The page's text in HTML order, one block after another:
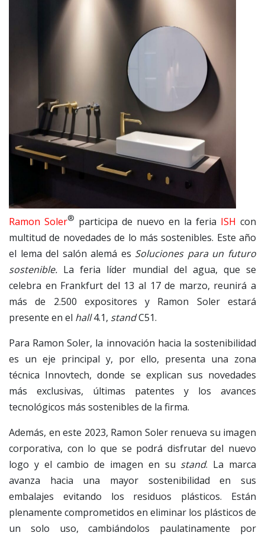
Ramon Soler® participa de nuevo en la feria ISH con
multitud de novedades de lo más sostenibles. Este año
el lema del salón alemá es Soluciones para un futuro
sostenible. La feria líder mundial del agua, que se
celebra en Frankfurt del 13 al 17 de marzo, reunirá a
más de 2.500 expositores y Ramon Soler estará
presente en el hall4.1, standC51.
Para Ramon Soler, la innovación hacia la sostenibilidad
es un eje principal y, por ello, presenta una zona
técnica Innovtech, donde se explican sus novedades
más exclusivas, últimas patentes y los avances
tecnológicos más sostenibles de la firma.
Además, en este 2023, Ramon Soler renueva su imagen
corporativa, con lo que se podrá disfrutar del nuevo
logo y el cambio de imagen en su stand. La marca
avanza hacia una mayor sostenibilidad en sus
embalajes evitando los residuos plásticos. Están
plenamente comprometidos en eliminar los plásticos de
un solo uso, cambiándolos paulatinamente por